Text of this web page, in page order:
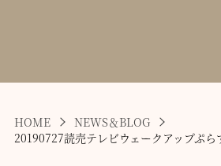
HOME
NEWS＆BLOG
20190727読売テレビウェークアップぷら